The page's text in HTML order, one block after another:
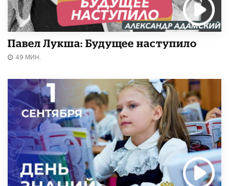
Павел Лукша: Будущее наступило
49 МИН.